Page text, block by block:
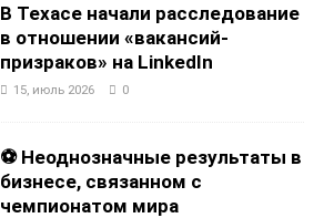
В Техасе начали расследование
в отношении «вакансий-
призраков» на LinkedIn
15, июль 2026 0
⚽ Неоднозначные результаты в
бизнесе, связанном с
чемпионатом мира